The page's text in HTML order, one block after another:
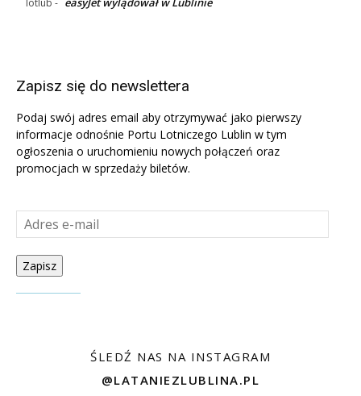
lotlub -
Zapisz się do newslettera
Podaj swój adres email aby otrzymywać jako pierwszy
informacje odnośnie Portu Lotniczego Lublin w tym
ogłoszenia o uruchomieniu nowych połączeń oraz
promocjach w sprzedaży biletów.
Zapisz
ŚLEDŹ NAS NA INSTAGRAM
@LATANIEZLUBLINA.PL